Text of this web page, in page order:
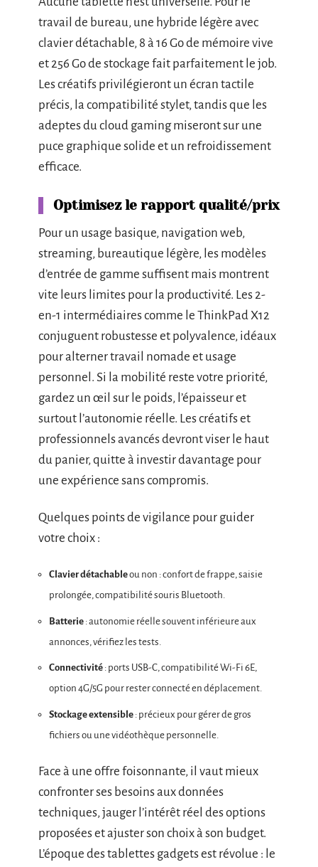
travail de bureau, une hybride légère avec
clavier détachable, 8 à 16 Go de mémoire vive
et 256 Go de stockage fait parfaitement le job.
Les créatifs privilégieront un écran tactile
précis, la compatibilité stylet, tandis que les
adeptes du cloud gaming miseront sur une
puce graphique solide et un refroidissement
efficace.
Optimisez le rapport qualité/prix
Pour un usage basique, navigation web,
streaming, bureautique légère, les modèles
d’entrée de gamme suffisent mais montrent
vite leurs limites pour la productivité. Les 2-
en-1 intermédiaires comme le ThinkPad X12
conjuguent robustesse et polyvalence, idéaux
pour alterner travail nomade et usage
personnel. Si la mobilité reste votre priorité,
gardez un œil sur le poids, l’épaisseur et
surtout l’autonomie réelle. Les créatifs et
professionnels avancés devront viser le haut
du panier, quitte à investir davantage pour
une expérience sans compromis.
Quelques points de vigilance pour guider
votre choix :
Clavier détachableou non : confort de frappe, saisie
prolongée, compatibilité souris Bluetooth.
Batterie : autonomie réelle souvent inférieure aux
annonces, vérifiez les tests.
Connectivité : ports USB-C, compatibilité Wi-Fi 6E,
option 4G/5G pour rester connecté en déplacement.
Stockage extensible : précieux pour gérer de gros
fichiers ou une vidéothèque personnelle.
Face à une offre foisonnante, il vaut mieux
confronter ses besoins aux données
techniques, jauger l’intérêt réel des options
proposées et ajuster son choix à son budget.
L’époque des tablettes gadgets est révolue : le